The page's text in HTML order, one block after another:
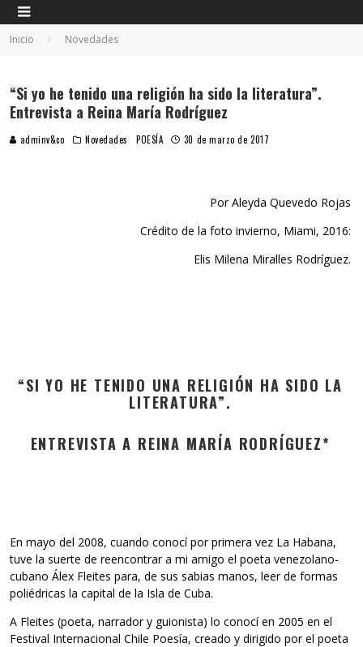
Inicio Novedades
“Si yo he tenido una religión ha sido la literatura”.
Entrevista a Reina María Rodríguez
adminv&co Novedades POESÍA 30 de marzo de 2017
Por Aleyda Quevedo Rojas
Crédito de la foto invierno, Miami, 2016:
Elis Milena Miralles Rodríguez.
“SI YO HE TENIDO UNA RELIGIÓN HA SIDO LA
LITERATURA”.
ENTREVISTA A REINA MARÍA RODRÍGUEZ*
En mayo del 2008, cuando conocí por primera vez La Habana,
tuve la suerte de reencontrar a mi amigo el poeta venezolano-
cubano Álex Fleites para, de sus sabias manos, leer de formas
poliédricas la capital de la Isla de Cuba.
A Fleites (poeta, narrador y guionista) lo conocí en 2005 en el
Festival Internacional Chile Poesía, creado y dirigido por el poeta